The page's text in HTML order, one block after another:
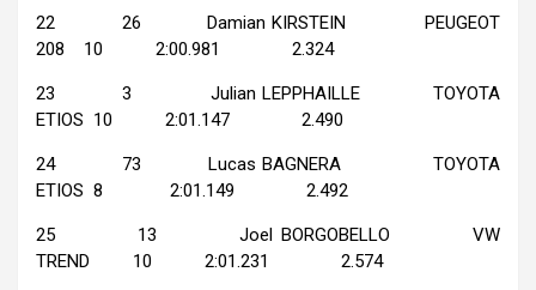
22 26 Damian KIRSTEIN PEUGEOT
208 10 2:00.981 2.324
23 3 Julian LEPPHAILLE TOYOTA
ETIOS 10 2:01.147 2.490
24 73 Lucas BAGNERA TOYOTA
ETIOS 8 2:01.149 2.492
25 13 Joel BORGOBELLO VW
TREND 10 2:01.231 2.574